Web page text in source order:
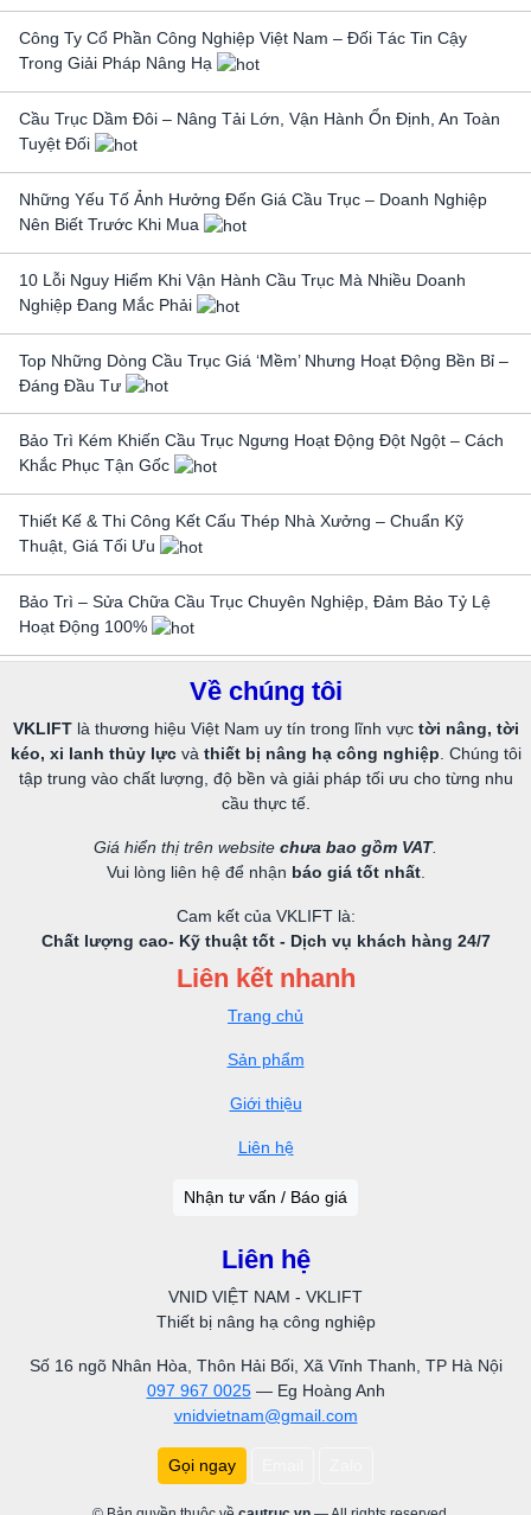
Công Ty Cổ Phần Công Nghiệp Việt Nam – Đối Tác Tin Cậy
Trong Giải Pháp Nâng Hạ
Cầu Trục Dầm Đôi – Nâng Tải Lớn, Vận Hành Ổn Định, An Toàn
Tuyệt Đối
Những Yếu Tố Ảnh Hưởng Đến Giá Cầu Trục – Doanh Nghiệp
Nên Biết Trước Khi Mua
10 Lỗi Nguy Hiểm Khi Vận Hành Cầu Trục Mà Nhiều Doanh
Nghiệp Đang Mắc Phải
Top Những Dòng Cầu Trục Giá ‘Mềm’ Nhưng Hoạt Động Bền Bỉ –
Đáng Đầu Tư
Bảo Trì Kém Khiến Cầu Trục Ngưng Hoạt Động Đột Ngột – Cách
Khắc Phục Tận Gốc
Thiết Kế & Thi Công Kết Cấu Thép Nhà Xưởng – Chuẩn Kỹ
Thuật, Giá Tối Ưu
Bảo Trì – Sửa Chữa Cầu Trục Chuyên Nghiệp, Đảm Bảo Tỷ Lệ
Hoạt Động 100%
Về chúng tôi
VKLIFTlà thương hiệu Việt Nam uy tín trong lĩnh vực tời nâng, tời
kéo, xi lanh thủy lựcvà thiết bị nâng hạ công nghiệp . Chúng tôi
tập trung vào chất lượng, độ bền và giải pháp tối ưu cho từng nhu
cầu thực tế.
Giá hiển thị trên website chưa bao gồm VAT.
Vui lòng liên hệ để nhận báo giá tốt nhất.
Cam kết của VKLIFT là:
Chất lượng cao- Kỹ thuật tốt - Dịch vụ khách hàng 24/7
Liên kết nhanh
Trang chủ
Sản phẩm
Giới thiệu
Liên hệ
Nhận tư vấn / Báo giá
Liên hệ
VNID VIỆT NAM - VKLIFT
Thiết bị nâng hạ công nghiệp
Số 16 ngõ Nhân Hòa, Thôn Hải Bối, Xã Vĩnh Thanh, TP Hà Nội
097 967 0025— Eg Hoàng Anh
vnidvietnam@gmail.com
Gọi ngay